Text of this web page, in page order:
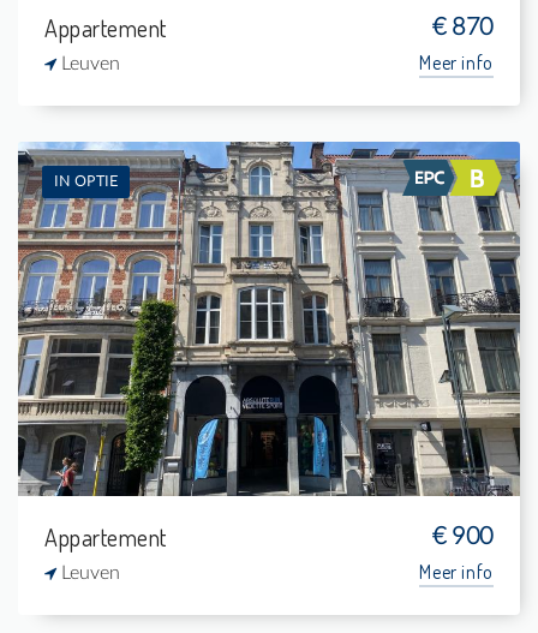
Appartement € 870
Leuven Meer info
IN OPTIE
Te Huur: Flat
-
-
1
32 m²
Appartement € 900
Leuven Meer info